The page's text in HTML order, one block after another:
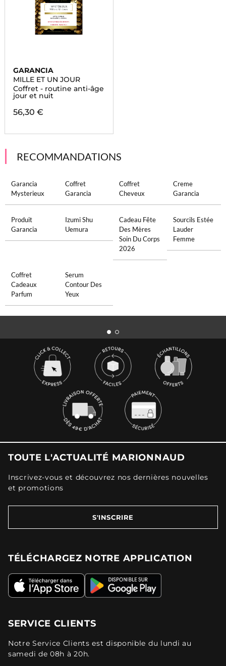
GARANCIA
MILLE ET UN JOUR
Coffret - routine anti-âge
jour et nuit
56,30 €
RECOMMANDATIONS
Garancia
Mysterieux
Coffret
Garancia
Coffret
Cheveux
Creme
Garancia
Produit
Garancia
Izumi Shu
Uemura
Cadeau Fête
Des Mères
Soin Du Corps
2026
Sourcils Estée
Lauder
Femme
Coffret
Cadeaux
Parfum
Serum
Contour Des
Yeux
TOUTE L'ACTUALITÉ MARIONNAUD
Inscrivez-vous et découvrez nos dernières nouvelles
et promotions
S'INSCRIRE
TÉLÉCHARGEZ NOTRE APPLICATION
SERVICE CLIENTS
Notre Service Clients est disponible du lundi au
samedi de 08h à 20h.